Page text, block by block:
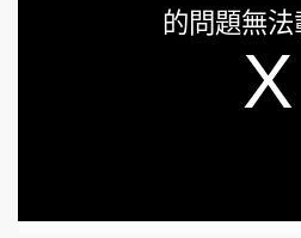
的問題無法